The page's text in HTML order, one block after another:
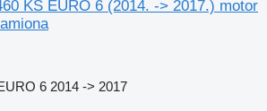
KS EURO 6 (2014. -> 2017.) motor
6 2014 -> 2017